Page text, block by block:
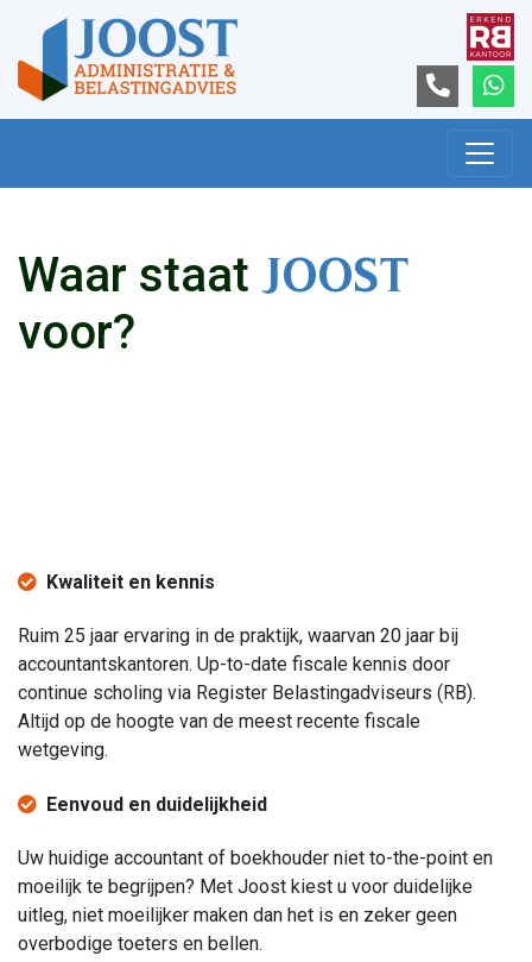
Waar staat JOOST
voor?
Kwaliteit en kennis
Ruim 25 jaar ervaring in de praktijk, waarvan 20 jaar bij
accountantskantoren. Up-to-date fiscale kennis door
continue scholing via Register Belastingadviseurs (RB).
Altijd op de hoogte van de meest recente fiscale
wetgeving.
Eenvoud en duidelijkheid
Uw huidige accountant of boekhouder niet to-the-point en
moeilijk te begrijpen? Met Joost kiest u voor duidelijke
uitleg, niet moeilijker maken dan het is en zeker geen
overbodige toeters en bellen.